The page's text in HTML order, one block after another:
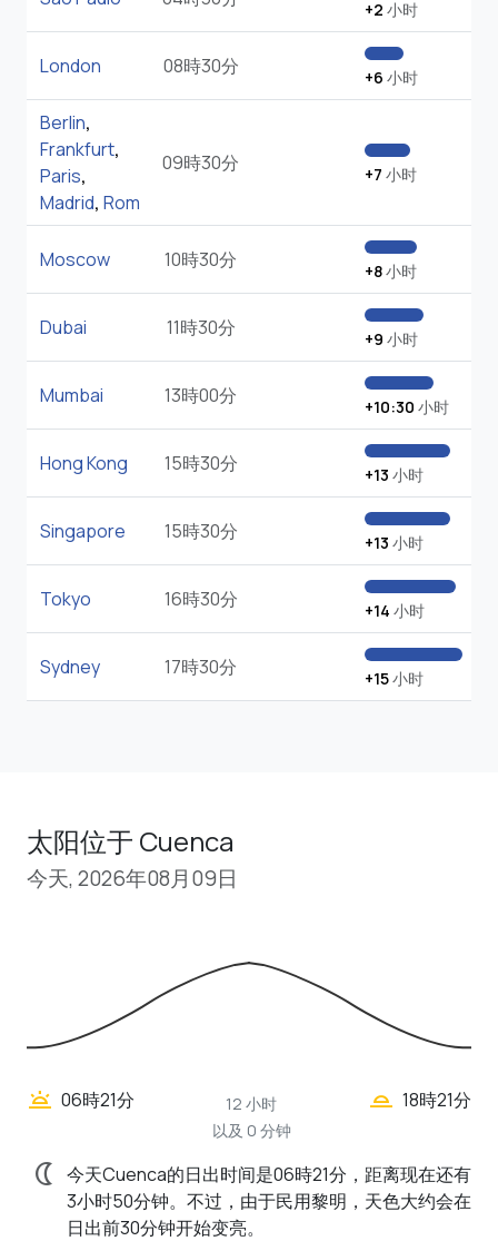
+2 小时
London 08時30分 +6 小时
Berlin,
Frankfurt,
Paris,
Madrid, Rom
09時30分 +7 小时
Moscow 10時30分 +8小时
Dubai 11時30分 +9 小时
Mumbai 13時00分 +10:30 小时
Hong Kong 15時30分 +13 小时
Singapore 15時30分 +13 小时
Tokyo 16時30分 +14 小时
Sydney 17時30分 +15小时
太阳位于 Cuenca
今天, 2026年08月09日
wb_twilight 06時21分
12 小时
以及 0 分钟
wb_twilight_2 18時21分
nightlight 今天Cuenca的日出时间是06時21分，距离现在还有
3小时50分钟。不过，由于民用黎明，天色大约会在
日出前30分钟开始变亮。